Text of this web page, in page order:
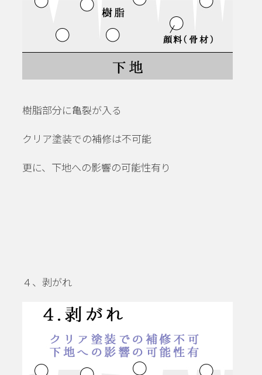
樹脂部分に亀裂が入る
クリア塗装での補修は不可能
更に、下地への影響の可能性有り
４、剥がれ